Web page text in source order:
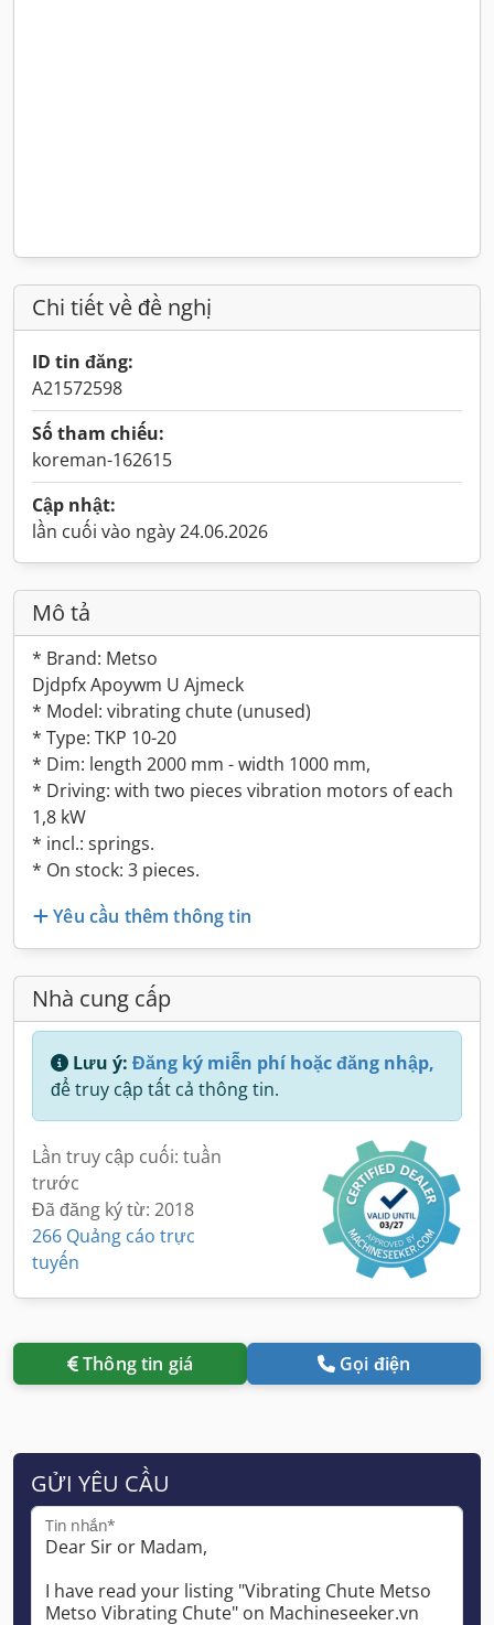
Chi tiết về đề nghị
ID tin đăng:
A21572598
Số tham chiếu:
koreman-162615
Cập nhật:
lần cuối vào ngày 24.06.2026
Mô tả
* Brand: Metso
Djdpfx Apoywm U Ajmeck
* Model: vibrating chute (unused)
* Type: TKP 10-20
* Dim: length 2000 mm - width 1000 mm,
* Driving: with two pieces vibration motors of each
1,8 kW
* incl.: springs.
* On stock: 3 pieces.
Yêu cầu thêm thông tin
Nhà cung cấp
Lưu ý: Đăng ký miễn phí hoặc đăng nhập,
để truy cập tất cả thông tin.
Lần truy cập cuối: tuần
trước
Đã đăng ký từ: 2018
266 Quảng cáo trực
tuyến
Thông tin giá Gọi điện
GỬI YÊU CẦU
Tin nhắn*